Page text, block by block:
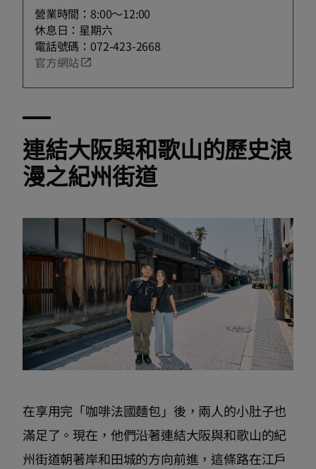
營業時間：8:00〜12:00
休息日：星期六
電話號碼：072-423-2668
官方網站
連結大阪與和歌山的歷史浪
漫之紀州街道
在享用完「咖啡法國麵包」後，兩人的小肚子也
滿足了。現在，他們沿著連結大阪與和歌山的紀
州街道朝著岸和田城的方向前進，這條路在江戶